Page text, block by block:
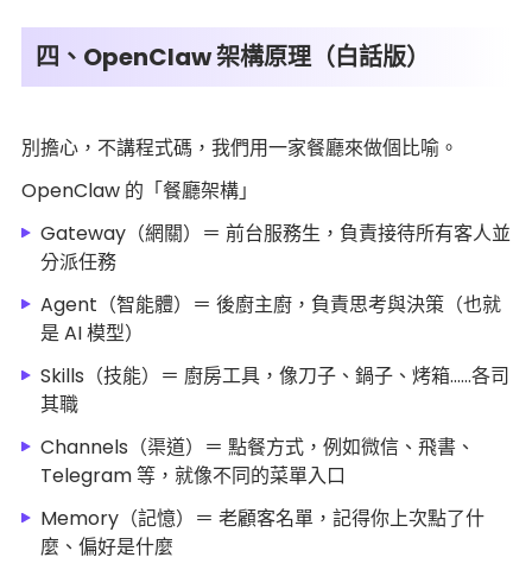
四、OpenClaw 架構原理（白話版）
別擔心，不講程式碼，我們用一家餐廳來做個比喻。
OpenClaw 的「餐廳架構」
Gateway（網關）＝ 前台服務生，負責接待所有客人並
分派任務
Agent（智能體）＝ 後廚主廚，負責思考與決策（也就
是 AI 模型）
Skills（技能）＝ 廚房工具，像刀子、鍋子、烤箱……各司
其職
Channels（渠道）＝ 點餐方式，例如微信、飛書、
Telegram 等，就像不同的菜單入口
Memory（記憶）＝ 老顧客名單，記得你上次點了什
麼、偏好是什麼